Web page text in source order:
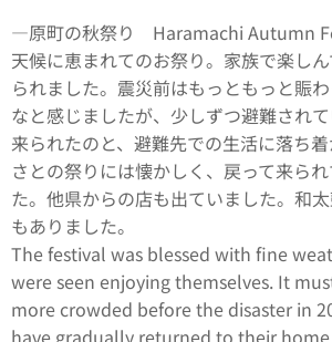
―原町の秋祭り Haramachi Autumn
天候に恵まれてのお祭り。家族で楽し
られました。震災前はもっともっと賑
なと感じましたが、少しずつ避難され
来られたのと、避難先での生活に落ち
さとの祭りには懐かしく、戻って来ら
た。他県からの店も出ていました。和
もありました。
The festival was blessed with fine
were seen enjoying themselves. It
more crowded before the disaster in
have gradually returned to their